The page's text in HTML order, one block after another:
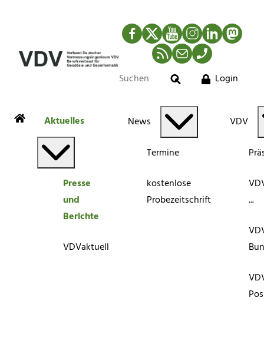
Facebook
TwitterYouTubeInstagram
LinkedIn
RSS-Newsfeed
MailTelefon
Suche
Login
Aktuelles
Presse
und
Berichte
VDVaktuell
News
Termine
kostenlose
Probezeitschrift
VDV
...